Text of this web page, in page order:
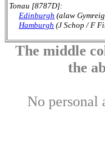
Tonau [8787D]:
Edinburgh (alaw
Hamburgh (J Schop / F
The middle
the
No personal